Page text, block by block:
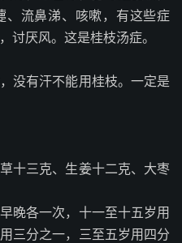
、流鼻涕、咳嗽，有这些症
讨厌风。这是桂枝汤症。
没有汗不能用桂枝。一定是
十三克、生姜十二克、大枣
晚各一次，十一至十五岁用
三分之一，三至五岁用四分